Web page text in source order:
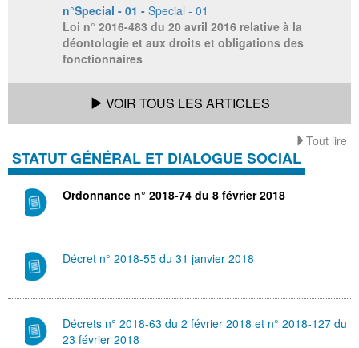
n°Special - 01 - Special - 01
Loi n° 2016-483 du 20 avril 2016 relative à la
déontologie et aux droits et obligations des
fonctionnaires
VOIR TOUS LES ARTICLES
Tout lire
STATUT GÉNÉRAL ET DIALOGUE SOCIAL
Ordonnance n° 2018-74 du 8 février 2018
Décret n° 2018-55 du 31 janvier 2018
Décrets n° 2018-63 du 2 février 2018 et n° 2018-127 du
23 février 2018